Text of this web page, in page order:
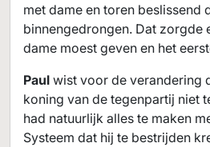
met dame en toren beslissend
binnengedrongen. Dat zorgde
dame moest geven en het
Paul wist voor de verandering
koning van de tegenpartij niet
had natuurlijk alles te maken
Systeem dat hij te bestrijden